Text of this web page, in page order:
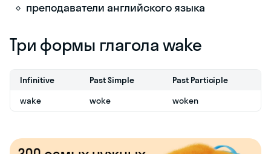
преподаватели английского языка
Три формы глагола wake
Infinitive Past Simple
Past Participle
wake
woke woken